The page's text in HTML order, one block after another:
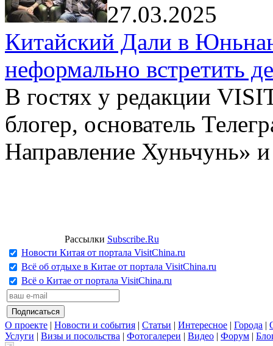
27.03.2025
Китайский Дали в
неформально встретить
В гостях у редакции
блогер, основатель
Направление Хуньчунь»
Рассылки Subscribe.Ru
Новости Китая от портала VisitChina.ru
Всё об отдыхе в Китае от портала VisitChina.ru
Всё о Китае от портала VisitChina.ru
О проекте | Новости и события | Статьи | Интересное | Города |
Услуги | Визы и посольства | Фотогалереи | Видео | Форум |